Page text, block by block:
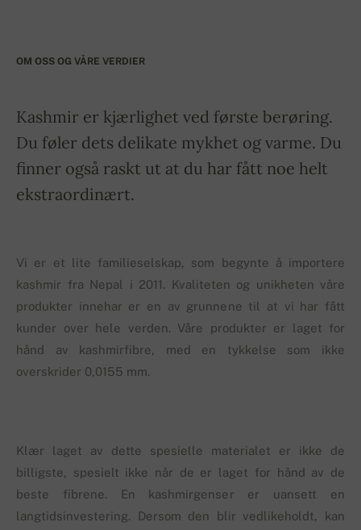
OM OSS OG VÅRE VERDIER
Kashmir er kjærlighet ved første berøring.
Du føler dets delikate mykhet og varme. Du
finner også raskt ut at du har fått noe helt
ekstraordinært.
Vi er et lite familieselskap, som begynte å importere
kashmir fra Nepal i 2011. Kvaliteten og unikheten våre
produkter innehar er en av grunnene til at vi har fått
kunder over hele verden. Våre produkter er laget for
hånd av kashmirfibre, med en tykkelse som ikke
overskrider 0,0155 mm.
Klær laget av dette spesielle materialet er ikke de
billigste, spesielt ikke når de er laget for hånd av de
beste fibrene. En kashmirgenser er uansett en
langtidsinvestering. Dersom den blir vedlikeholdt, kan